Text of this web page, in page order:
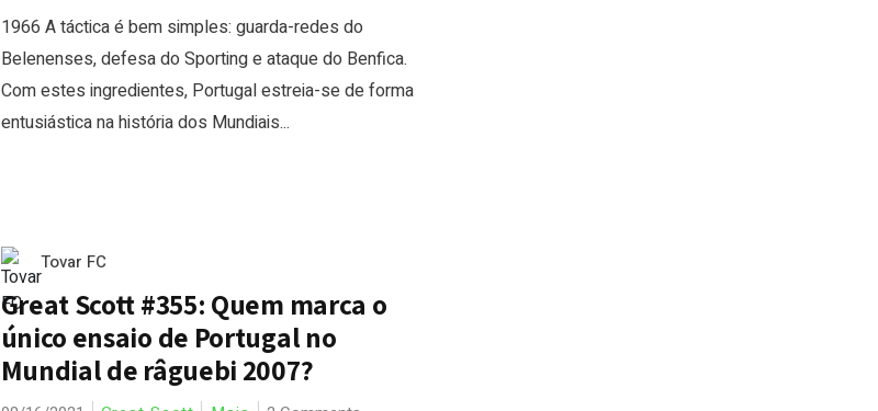
1966 A táctica é bem simples: guarda-redes do
Belenenses, defesa do Sporting e ataque do Benfica.
Com estes ingredientes, Portugal estreia-se de forma
entusiástica na história dos Mundiais...
Tovar FC
Great Scott #355: Quem marca o
único ensaio de Portugal no
Mundial de râguebi 2007?